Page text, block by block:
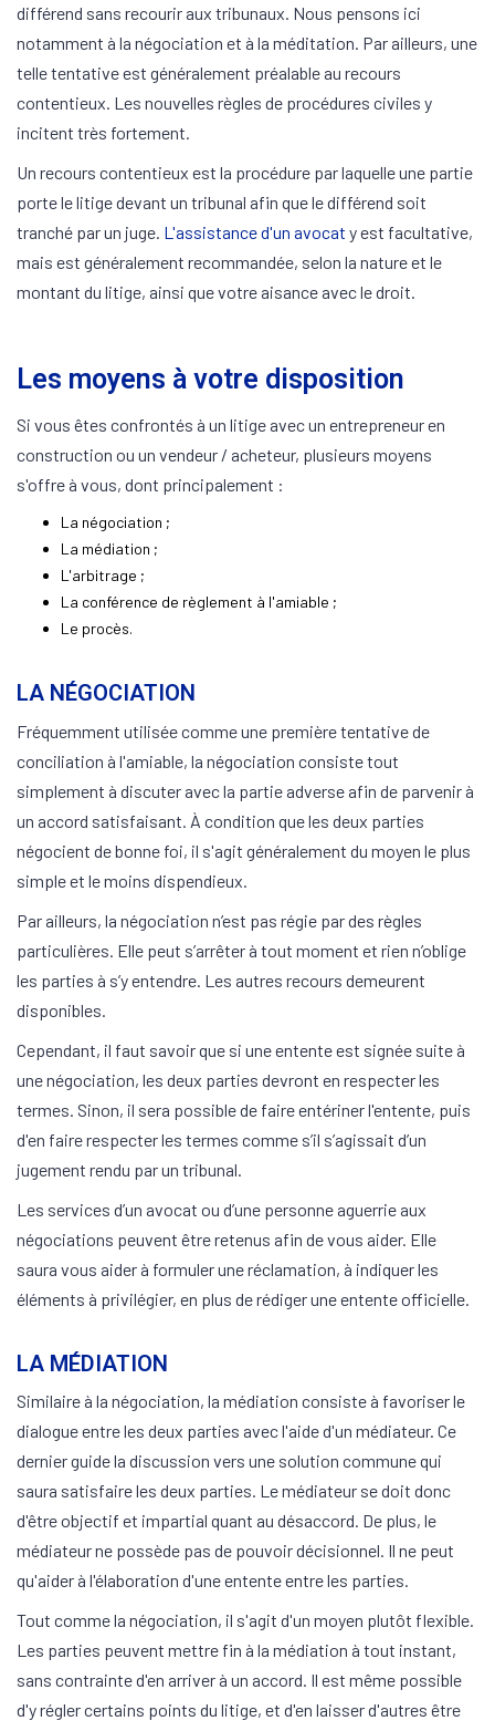
différend sans recourir aux tribunaux. Nous pensons ici
notamment à la négociation et à la méditation. Par ailleurs, une
telle tentative est généralement préalable au recours
contentieux. Les nouvelles règles de procédures civiles y
incitent très fortement.
Un recours contentieux est la procédure par laquelle une partie
porte le litige devant un tribunal afin que le différend soit
tranché par un juge. L'assistance d'un avocat y est facultative,
mais est généralement recommandée, selon la nature et le
montant du litige, ainsi que votre aisance avec le droit.
Les moyens à votre disposition
Si vous êtes confrontés à un litige avec un entrepreneur en
construction ou un vendeur / acheteur, plusieurs moyens
s'offre à vous, dont principalement :
La négociation ;
La médiation ;
L'arbitrage ;
La conférence de règlement à l'amiable ;
Le procès.
LA NÉGOCIATION
Fréquemment utilisée comme une première tentative de
conciliation à l'amiable, la négociation consiste tout
simplement à discuter avec la partie adverse afin de parvenir à
un accord satisfaisant. À condition que les deux parties
négocient de bonne foi, il s'agit généralement du moyen le plus
simple et le moins dispendieux.
Par ailleurs, la négociation n’est pas régie par des règles
particulières. Elle peut s’arrêter à tout moment et rien n’oblige
les parties à s’y entendre. Les autres recours demeurent
disponibles.
Cependant, il faut savoir que si une entente est signée suite à
une négociation, les deux parties devront en respecter les
termes. Sinon, il sera possible de faire entériner l'entente, puis
d'en faire respecter les termes comme s’il s’agissait d’un
jugement rendu par un tribunal.
Les services d’un avocat ou d’une personne aguerrie aux
négociations peuvent être retenus afin de vous aider. Elle
saura vous aider à formuler une réclamation, à indiquer les
éléments à privilégier, en plus de rédiger une entente officielle.
LA MÉDIATION
Similaire à la négociation, la médiation consiste à favoriser le
dialogue entre les deux parties avec l'aide d'un médiateur. Ce
dernier guide la discussion vers une solution commune qui
saura satisfaire les deux parties. Le médiateur se doit donc
d'être objectif et impartial quant au désaccord. De plus, le
médiateur ne possède pas de pouvoir décisionnel. Il ne peut
qu'aider à l'élaboration d'une entente entre les parties.
Tout comme la négociation, il s'agit d'un moyen plutôt flexible.
Les parties peuvent mettre fin à la médiation à tout instant,
sans contrainte d'en arriver à un accord. Il est même possible
d'y régler certains points du litige, et d'en laisser d'autres être